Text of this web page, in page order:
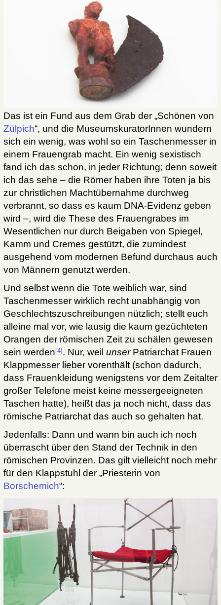
Das ist ein Fund aus dem Grab der „Schönen von
Zülpich“, und die MuseumskuratorInnen wundern
sich ein wenig, was wohl so ein Taschenmesser in
einem Frauengrab macht. Ein wenig sexistisch
fand ich das schon, in jeder Richtung; denn soweit
ich das sehe – die Römer haben ihre Toten ja bis
zur christlichen Machtübernahme durchweg
verbrannt, so dass es kaum DNA-Evidenz geben
wird –, wird die These des Frauengrabes im
Wesentlichen nur durch Beigaben von Spiegel,
Kamm und Cremes gestützt, die zumindest
ausgehend vom modernen Befund durchaus auch
von Männern genutzt werden.
Und selbst wenn die Tote weiblich war, sind
Taschenmesser wirklich recht unabhängig von
Geschlechtszuschreibungen nützlich; stellt euch
alleine mal vor, wie lausig die kaum gezüchteten
Orangen der römischen Zeit zu schälen gewesen
sein werden [4] . Nur, weil unserPatriarchat Frauen
Klappmesser lieber vorenthält (schon dadurch,
dass Frauenkleidung wenigstens vor dem Zeitalter
großer Telefone meist keine messergeeigneten
Taschen hatte), heißt das ja noch nicht, dass das
römische Patriarchat das auch so gehalten hat.
Jedenfalls: Dann und wann bin auch ich noch
überrascht über den Stand der Technik in den
römischen Provinzen. Das gilt vielleicht noch mehr
für den Klappstuhl der „Priesterin von
Borschemich“: